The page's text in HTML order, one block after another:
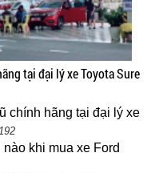
tại đại lý xe Toyota Sure
chính hãng tại đại lý xe
khi mua xe Ford